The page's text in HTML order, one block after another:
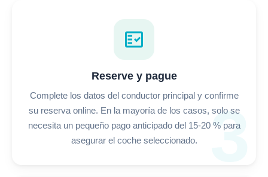
3
fact_check
Reserve y pague
Complete los datos del conductor principal y confirme
su reserva online. En la mayoría de los casos, solo se
necesita un pequeño pago anticipado del 15-20 % para
asegurar el coche seleccionado.